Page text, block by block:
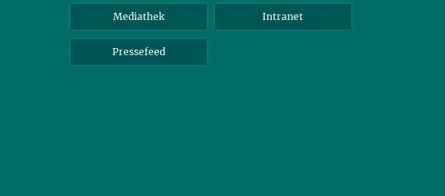
Mediathek Intranet
Pressefeed